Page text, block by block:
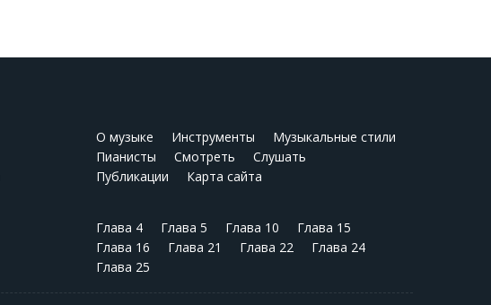
О музыке Инструменты
Музыкальные стили
Пианисты
Смотреть
Слушать
Публикации
Карта сайта
Глава 4 Глава 5 Глава 10
Глава 15
Глава 16
Глава 21 Глава 22
Глава 24
Глава 25